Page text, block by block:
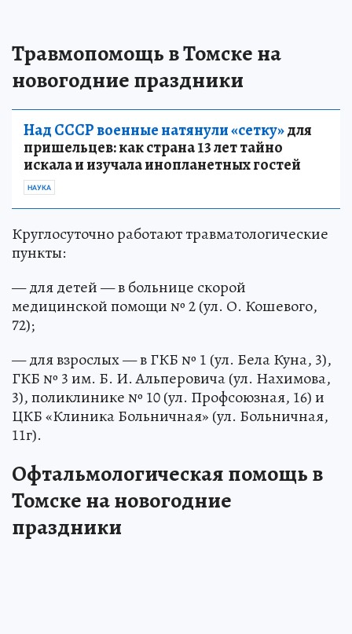
Травмопомощь в Томске на
новогодние праздники
Над СССР военные натянули «сетку»для
пришельцев: как страна 13 лет тайно
искала и изучала инопланетных гостей
НАУКА
Круглосуточно работают травматологические
пункты:
— для детей — в больнице скорой
медицинской помощи № 2 (ул. О. Кошевого,
72);
— для взрослых — в ГКБ № 1 (ул. Бела Куна, 3),
ГКБ № 3 им. Б. И. Альперовича (ул. Нахимова,
3), поликлинике № 10 (ул. Профсоюзная, 16) и
ЦКБ «Клиника Больничная» (ул. Больничная,
11г).
Офтальмологическая помощь в
Томске на новогодние
праздники